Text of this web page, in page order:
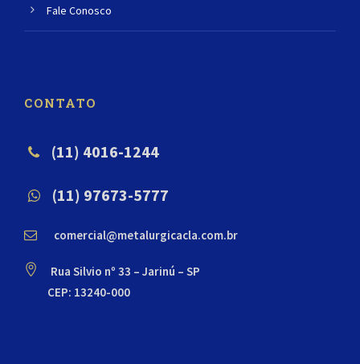
Fale Conosco
CONTATO
(11) 4016-1244
(11) 97673-5777
comercial@metalurgicacla.com.br
Rua Silvio nº 33 – Jarinú – SP
CEP: 13240-000